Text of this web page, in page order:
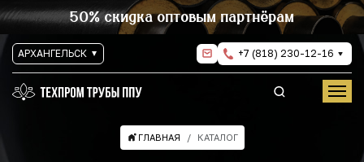
50% скидка оптовым партнёрам
АРХАНГЕЛЬСК +7 (818) 230-12-16
ГЛАВНАЯ КАТАЛОГ